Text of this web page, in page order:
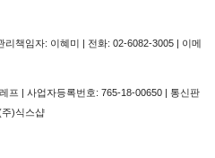
책임자: 이혜미 | 전화: 02-6082-3005 | 이메
프 | 사업자등록번호: 765-18-00650 | 통신판
)식스샵